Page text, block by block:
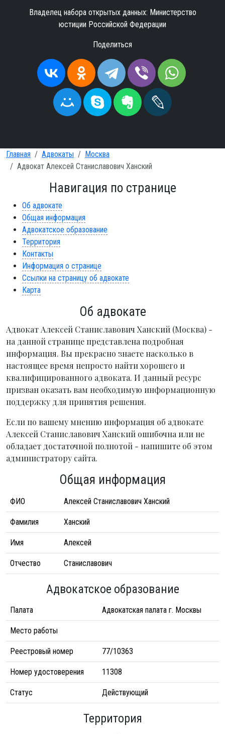
Владелец набора открытых данных: Министерство
юстиции Российской Федерации
Поделиться
Главная Адвокаты
Москва
Адвокат Алексей Станиславович Ханский
Навигация по странице
Об адвокате
Общая информация
Адвокатское образование
Территория
Контакты
Информация о странице
Ссылки на страницу об адвокате
Карта
Об адвокате
Адвокат Алексей Станиславович Ханский (Москва) -
на данной странице представлена подробная
информация. Вы прекрасно знаете насколько в
настоящее время непросто найти хорошего и
квалифицированного адвоката. И данный ресурс
призван оказать вам необходимую информационную
поддержку для принятия решения.
Если по вашему мнению информация об адвокате
Алексей Станиславович Ханский ошибочна или не
обладает достаточной полнотой - напишите об этом
администратору сайта.
Общая информация
ФИО Алексей Станиславович Ханский
Фамилия Ханский
Имя Алексей
Отчество Станиславович
Адвокатское образование
Палата Адвокатская палата г. Москвы
Место работы
Реестровый номер 77/10363
Номер удостоверения 11308
Статус Действующий
Территория